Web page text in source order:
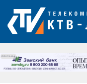
РЕКЛАМА